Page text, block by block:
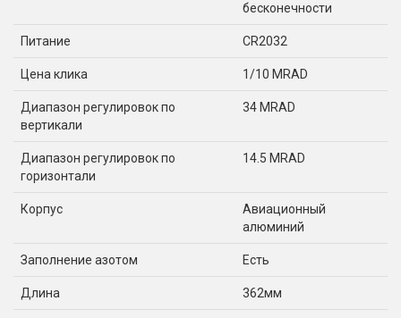
бесконечности
Питание CR2032
Цена клика 1/10 MRAD
Диапазон регулировок по
вертикали
34 MRAD
Диапазон регулировок по
горизонтали
14.5 MRAD
Корпус
Авиационный
алюминий
Заполнение азотом Есть
Длина 362мм